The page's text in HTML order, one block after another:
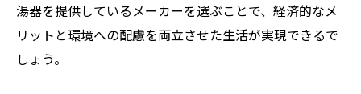
給湯器の適切な維持とエコ性能向上のためのヒ
ント
湯器を提供しているメーカーを選ぶことで、経済的なメ
リットと環境への配慮を両立させた生活が実現できるで
しょう。